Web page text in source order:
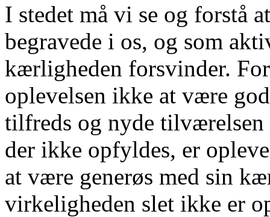
I stedet må vi se og forstå
begravede i os, og som
kærligheden forsvinder.
oplevelsen ikke at være
tilfreds og nyde tilværelsen
der ikke opfyldes, er
at være generøs med sin
virkeligheden slet ikke er